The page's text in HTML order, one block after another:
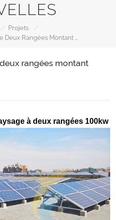
/ Projets
/
rangées montant
à deux rangées 100kw